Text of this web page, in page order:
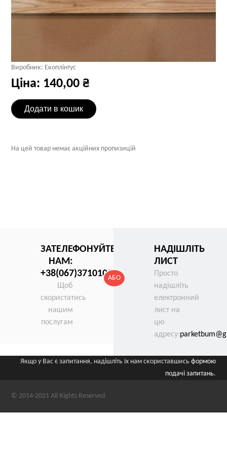
Виробник: Екоплінтус
Ціна: 140,00 ₴
На цей товар немає акційних пропизицій
ЗАТЕЛЕФОНУЙТЕ
НАМ:
+38(067)3710100
Щоб
скористатись
нашим
послугам
АБО
НАДІШЛІТЬ
ЛИСТ
Просто
надішліть
електронний
лист на
цю
адресу:
Якщо у Вас є запитання, надішліть їх нам скориставшись формою
подачі запитань.
© 2014-2021 All Rights Reserved